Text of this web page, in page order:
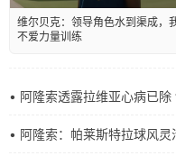
维尔贝克：领导角色水到渠成，
不爱力量训练
• 阿隆索透露拉维亚心病已
• 阿隆索：帕莱斯特拉球风